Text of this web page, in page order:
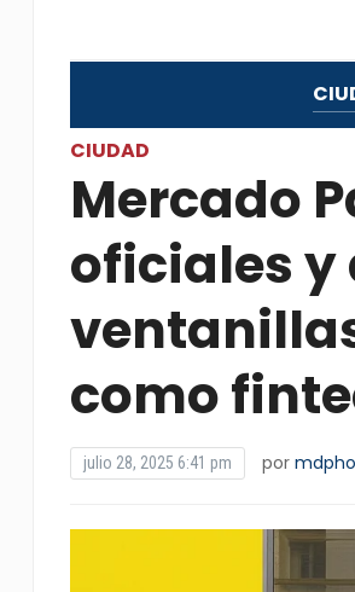
CIUDAD
Mercado
oficiales y
como
julio 28, 2025 6:41 pm por